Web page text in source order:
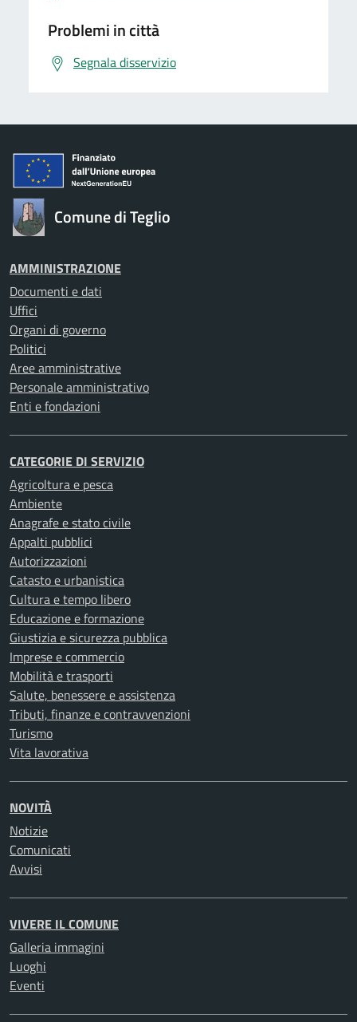
Problemi in città
Segnala disservizio
Comune di Teglio
AMMINISTRAZIONE
Documenti e dati
Uffici
Organi di governo
Politici
Aree amministrative
Personale amministrativo
Enti e fondazioni
CATEGORIE DI SERVIZIO
Agricoltura e pesca
Ambiente
Anagrafe e stato civile
Appalti pubblici
Autorizzazioni
Catasto e urbanistica
Cultura e tempo libero
Educazione e formazione
Giustizia e sicurezza pubblica
Imprese e commercio
Mobilità e trasporti
Salute, benessere e assistenza
Tributi, finanze e contravvenzioni
Turismo
Vita lavorativa
NOVITÀ
Notizie
Comunicati
Avvisi
VIVERE IL COMUNE
Galleria immagini
Luoghi
Eventi